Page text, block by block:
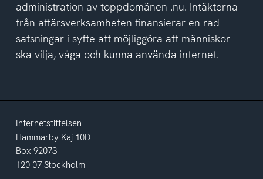
administration av toppdomänen .nu. Intäkterna
från affärsverksamheten finansierar en rad
satsningar i syfte att möjliggöra att människor
ska vilja, våga och kunna använda internet.
Internetstiftelsen
Hammarby Kaj 10D
Box 92073
120 07 Stockholm